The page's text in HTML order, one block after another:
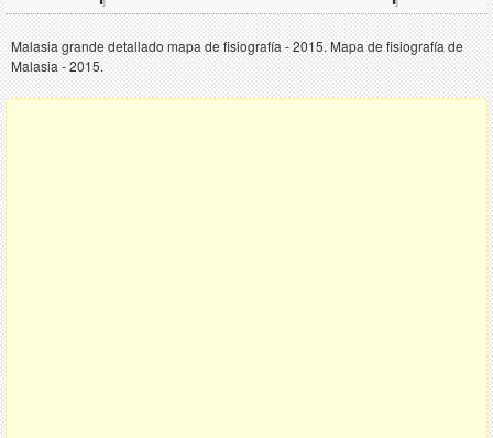
Malasia grande detallado mapa de fisiografía - 2015. Mapa de fisiografía de
Malasia - 2015.